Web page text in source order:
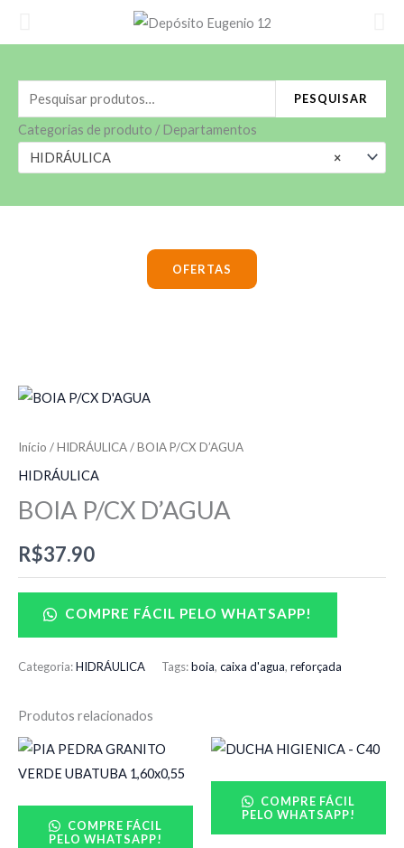
conteúdo
Pesquisar
por:
PESQUISAR
Categorias de produto / Departamentos
×
HIDRÁULICA
OFERTAS
Início /HIDRÁULICA/ BOIA P/CX D’AGUA
HIDRÁULICA
BOIA P/CX D’AGUA
R$37.90
COMPRE FÁCIL PELO WHATSAPP!
Categoria:HIDRÁULICA Tags:boia, caixa d'agua, reforçada
Produtos relacionados
COMPRE FÁCIL
PELO WHATSAPP!
COMPRE FÁCIL
PELO WHATSAPP!